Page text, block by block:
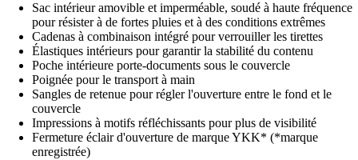
Sac intérieur amovible et imperméable, soudé à haute fréquence
pour résister à de fortes pluies et à des conditions extrêmes
Cadenas à combinaison intégré pour verrouiller les tirettes
Élastiques intérieurs pour garantir la stabilité du contenu
Poche intérieure porte-documents sous le couvercle
Poignée pour le transport à main
Sangles de retenue pour régler l'ouverture entre le fond et le
couvercle
Impressions à motifs réfléchissants pour plus de visibilité
Fermeture éclair d'ouverture de marque YKK* (*marque
enregistrée)